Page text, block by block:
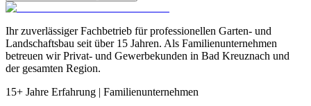
Ihr zuverlässiger Fachbetrieb für professionellen Garten- und
Landschaftsbau seit über 15 Jahren. Als Familienunternehmen
betreuen wir Privat- und Gewerbekunden in Bad Kreuznach und
der gesamten Region.
15+ Jahre Erfahrung | Familienunternehmen